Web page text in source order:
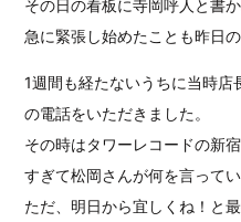
その日の看板に寺岡呼人と書
急に緊張し始めたことも昨日
1週間も経たないうちに当時
の電話をいただきました。
その時はタワーレコードの新
すぎて松岡さんが何を言って
ただ、明日から宜しくね！と